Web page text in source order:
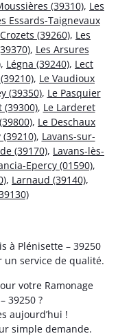
(39310), Les
Essards-Taignevaux
(39260), Les
, Les Arsures
, Légna (39240), Lect
, Le Vaudioux
(39350), Le Pasquier
(39300), Le Larderet
, Le Deschaux
(39210), Lavans-sur-
(39170), Lavans-lès-
Epercy (01590),
, Larnaud (39140),
à Plénisette – 39250
service de qualité.
votre Ramonage
39250 ?
aujourd’hui !
simple demande.